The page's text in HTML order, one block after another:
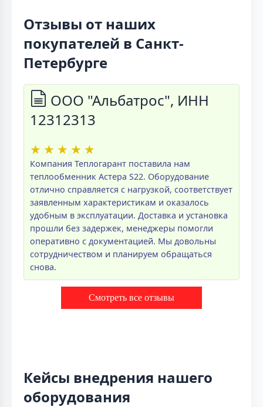
Отзывы от наших
покупателей в Санкт-
Петербурге
ООО "Альбатрос", ИНН
12312313
★ ★ ★ ★ ★
Компания Теплогарант поставила нам
теплообменник Астера S22. Оборудование
отлично справляется с нагрузкой, соответствует
заявленным характеристикам и оказалось
удобным в эксплуатации. Доставка и установка
прошли без задержек, менеджеры помогли
оперативно с документацией. Мы довольны
сотрудничеством и планируем обращаться
снова.
Смотреть все отзывы
Кейсы внедрения нашего
оборудования